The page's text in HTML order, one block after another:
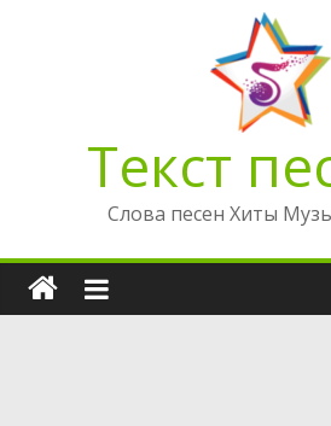
Текст
Слова песен Хиты